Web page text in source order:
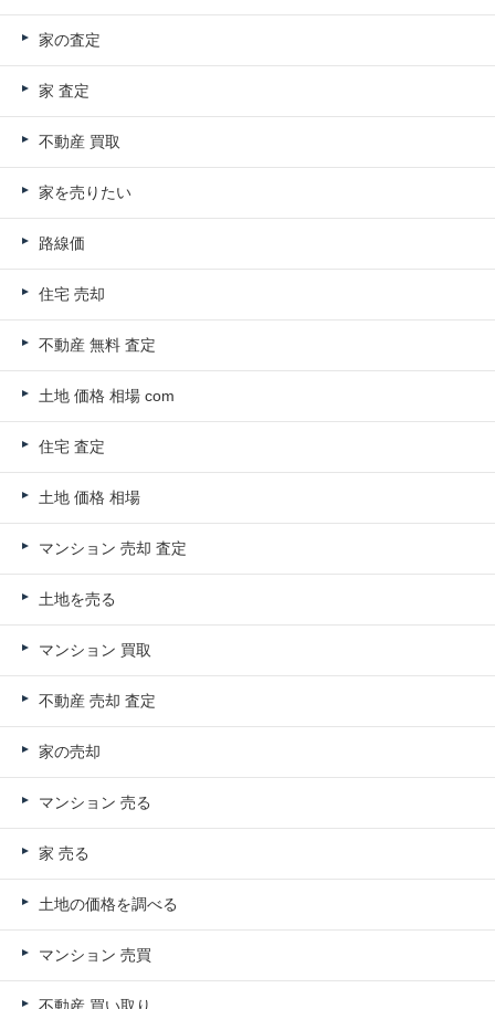
家の査定
家 査定
不動産 買取
家を売りたい
路線価
住宅 売却
不動産 無料 査定
土地 価格 相場 com
住宅 査定
土地 価格 相場
マンション 売却 査定
土地を売る
マンション 買取
不動産 売却 査定
家の売却
マンション 売る
家 売る
土地の価格を調べる
マンション 売買